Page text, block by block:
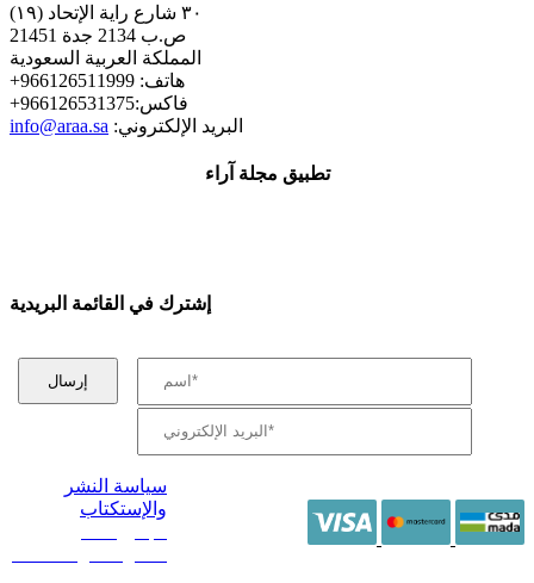
٣٠ شارع راية الإتحاد (١٩)
ص.ب 2134 جدة 21451
المملكة العربية السعودية
+هاتف: 966126511999
+فاكس:966126531375
info@araa.sa :البريد الإلكتروني
تطبيق مجلة آراء
إشترك في القائمة البريدية
سياسة النشر
والإستكتاب